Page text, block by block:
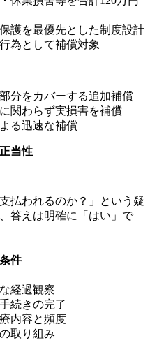
護を最優先とした制度設計
為として補償対象
分をカバーする追加補償
関わらず実損害を補償
る迅速な補償
当性
払われるのか？」という疑
答えは明確に「はい」で
件
経過観察
続きの完了
内容と頻度
取り組み